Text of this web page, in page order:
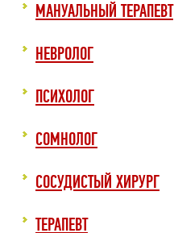
МАНУАЛЬНЫЙ ТЕРАПЕВТ
НЕВРОЛОГ
ПСИХОЛОГ
СОМНОЛОГ
СОСУДИСТЫЙ ХИРУРГ
ТЕРАПЕВТ